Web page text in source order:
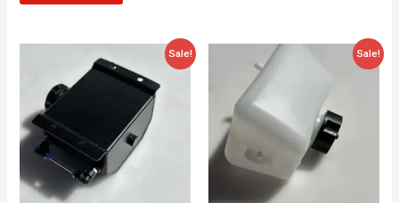
Sale!
oli:
72,00 €.
price
Sale!
Algne
hind
oli:
22,00 €.